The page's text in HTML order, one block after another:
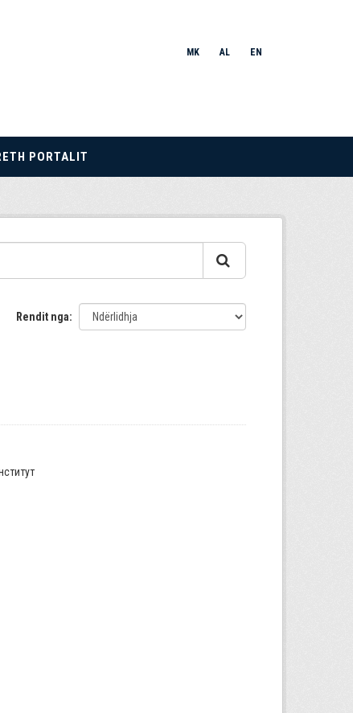
MK AL EN
PORTALIT
Rendit nga